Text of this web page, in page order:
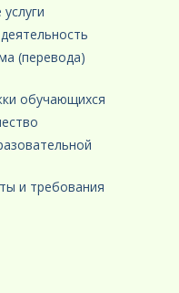
(перевода)
обучающихся
и требования